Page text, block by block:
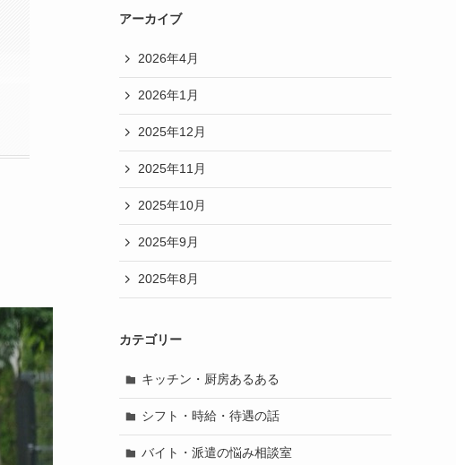
アーカイブ
2026年4月
2026年1月
2025年12月
2025年11月
2025年10月
2025年9月
2025年8月
カテゴリー
キッチン・厨房あるある
シフト・時給・待遇の話
バイト・派遣の悩み相談室